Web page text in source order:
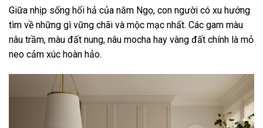
Giữa nhịp sống hối hả của năm Ngọ, con người có xu hướng
tìm về những gì vững chãi và mộc mạc nhất. Các gam màu
nâu trầm, màu đất nung, nâu mocha hay vàng đất chính là mỏ
neo cảm xúc hoàn hảo.